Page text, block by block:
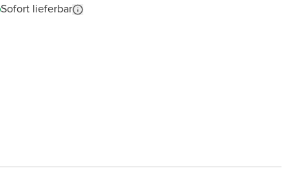
Sofort lieferbar